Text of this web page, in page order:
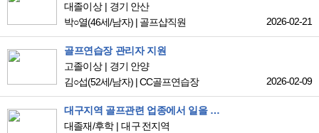
대졸이상
경기 안산
박○열(46세/남자) | 골프샵직원 2026-02-21
골프연습장 관리자 지원
고졸이상
경기 안양
김○섭(52세/남자) |CC골프연습장 2026-02-09
대구지역 골프관련 업종에서 일을 하고싶습니다
대졸재/후학
대구 전지역